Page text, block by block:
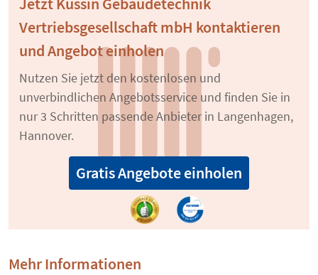
Vertriebsgesellschaft mbH kontaktieren
und Angebot einholen
Nutzen Sie jetzt den kostenlosen und
unverbindlichen Angebotsservice und finden Sie in
nur 3 Schritten passende Anbieter in Langenhagen,
Hannover.
Gratis Angebote einholen
Mehr Informationen